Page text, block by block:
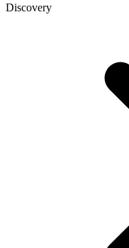
Discovery